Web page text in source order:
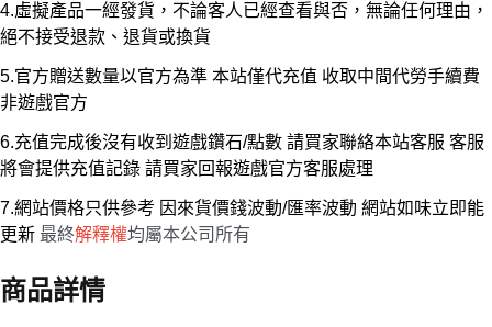
4.虛擬產品一經發貨，不論客人已經查看與否，無論任何理由，
絕不接受退款、退貨或換貨
5.官方贈送數量以官方為準 本站僅代充值 收取中間代勞手續費
非遊戲官方
6.充值完成後沒有收到遊戲鑽石/點數 請買家聯絡本站客服 客服
將會提供充值記錄 請買家回報遊戲官方客服處理
7.網站價格只供參考 因來貨價錢波動/匯率波動 網站如味立即能
更新 最終解釋權均屬本公司所有
商品詳情